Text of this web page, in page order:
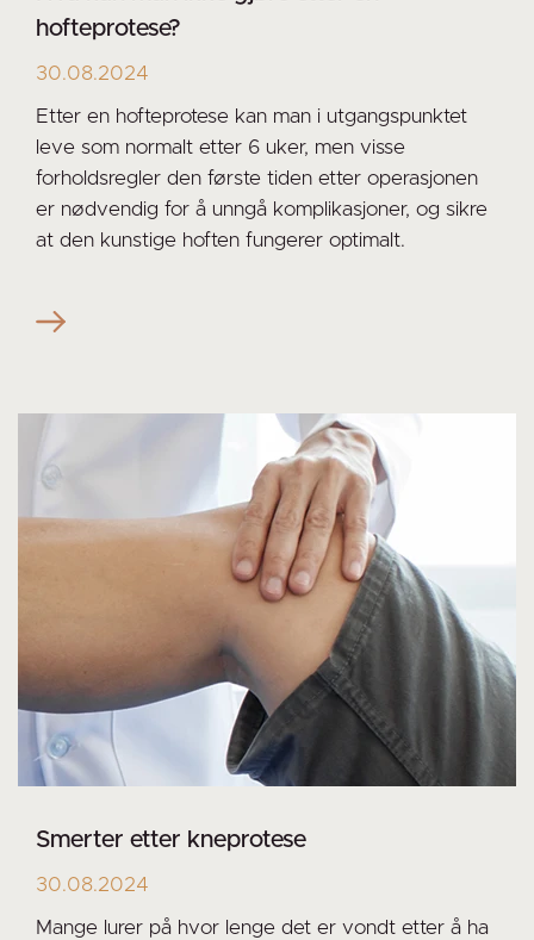
hofteprotese?
30.08.2024
Etter en hofteprotese kan man i utgangspunktet
leve som normalt etter 6 uker, men visse
forholdsregler den første tiden etter operasjonen
er nødvendig for å unngå komplikasjoner, og sikre
at den kunstige hoften fungerer optimalt.
Smerter etter kneprotese
30.08.2024
Mange lurer på hvor lenge det er vondt etter å ha